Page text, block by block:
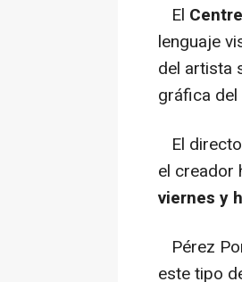
El
lenguaje
del artista
gráfica
El
el creador
viernes y
Pérez
este tipo